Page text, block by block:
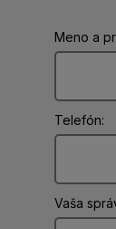
Meno a
Telefón:
Vaša